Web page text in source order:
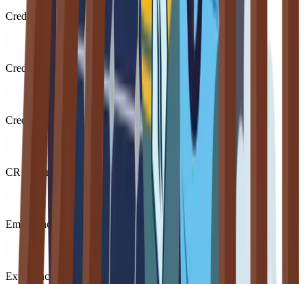
Credit Agricole
Credito Cooperativo Friuli
Credito Cooperativo Ravennate, Forlivese e Imolese
CR Ravenna
Emil Banca
Extrabanca